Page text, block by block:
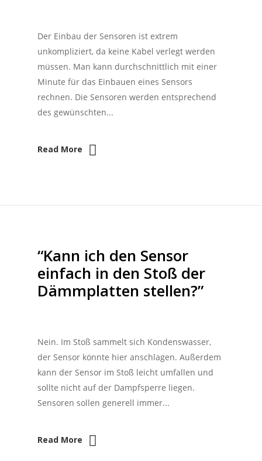
Der Einbau der Sensoren ist extrem
unkompliziert, da keine Kabel verlegt werden
müssen. Man kann durchschnittlich mit einer
Minute für das Einbauen eines Sensors
rechnen. Die Sensoren werden entsprechend
des gewünschten...
Read More
“Kann ich den Sensor
einfach in den Stoß der
Dämmplatten stellen?”
Nein. Im Stoß sammelt sich Kondenswasser,
der Sensor könnte hier anschlagen. Außerdem
kann der Sensor im Stoß leicht umfallen und
sollte nicht auf der Dampfsperre liegen.
Sensoren sollen generell immer...
Read More